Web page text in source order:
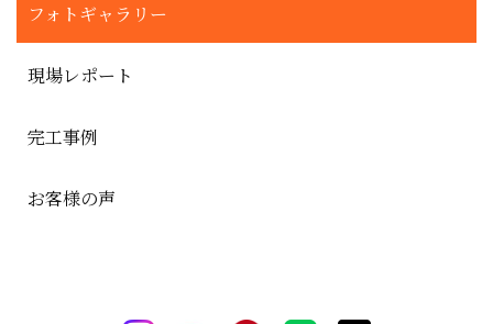
フォトギャラリー
現場レポート
完工事例
お客様の声